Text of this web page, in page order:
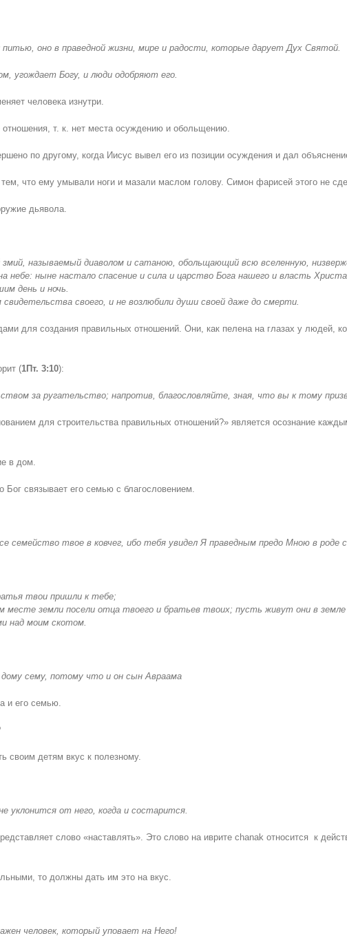
оно в праведной жизни, мире и радости, которые дарует Дух Святой.
угождает Богу, и люди одобряют его.
человека изнутри.
т. к. нет места осуждению и обольщению.
по другому, когда Иисус вывел его из позиции осуждения и дал
тем, что ему умывали ноги и мазали маслом голову. Симон фарисей этого не
дьявола.
змий, называемый диаволом и сатаною, обольщающий всю вселенную,
небе: ныне настало спасение и сила и царство Бога нашего и власть
день и ночь.
свидетельства своего, и не возлюбили души своей даже до смерти.
для создания правильных отношений. Они, как пелена на глазах у людей,
(1Пт. 3:10):
за ругательство; напротив, благословляйте, зная, что вы к тому
для строительства правильных отношений?» является осознание
в дом.
Бог связывает его семью с благословением.
семейство твое в ковчег, ибо тебя увидел Я праведным предо Мною в роде
твои пришли к тебе;
месте земли посели отца твоего и братьев твоих; пусть живут они в
над моим скотом.
сему, потому что и он сын Авраама
и его семью.
своим детям вкус к полезному.
уклонится от него, когда и состарится.
слово «наставлять». Это слово на иврите chanak относится к
то должны дать им это на вкус.
человек, который уповает на Него!